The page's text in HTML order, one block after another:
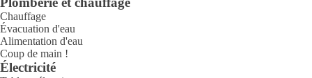
Chauffage
Évacuation d'eau
Alimentation d'eau
Coup de main !
Électricité